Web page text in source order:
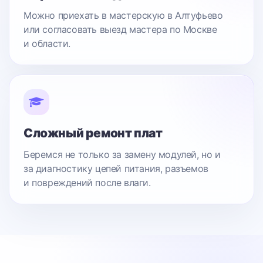
Можно приехать в мастерскую в Алтуфьево
или согласовать выезд мастера по Москве
и области.
Сложный ремонт плат
Беремся не только за замену модулей, но и
за диагностику цепей питания, разъемов
и повреждений после влаги.